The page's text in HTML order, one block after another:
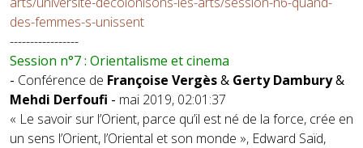
des-femmes-s-unissent
-----------------
Session n°7 : Orientalisme et cinema
- Conférence de Françoise Vergès& Gerty Dambury&
Mehdi Derfoufi - mai 2019, 02:01:37
« Le savoir sur l’Orient, parce qu’il est né de la force, crée en
un sens l’Orient, l’Oriental et son monde », Edward Saïd,